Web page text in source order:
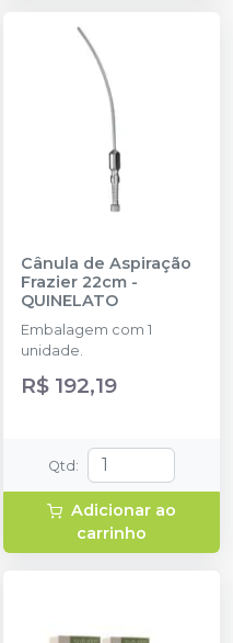
Cânula de Aspiração
Frazier 22cm -
QUINELATO
Embalagem com 1
unidade.
R$ 192,19
Qtd:
Adicionar ao
carrinho